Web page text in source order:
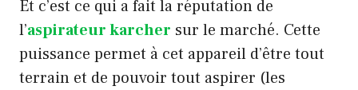
Et c’est ce qui a fait la réputation de
l’aspirateur karcher sur le marché. Cette
puissance permet à cet appareil d’être tout
terrain et de pouvoir tout aspirer (les